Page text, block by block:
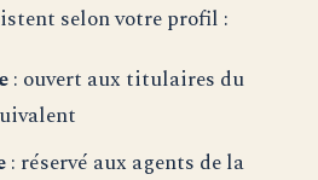
selon votre profil :
: ouvert aux titulaires du
: réservé aux agents de la